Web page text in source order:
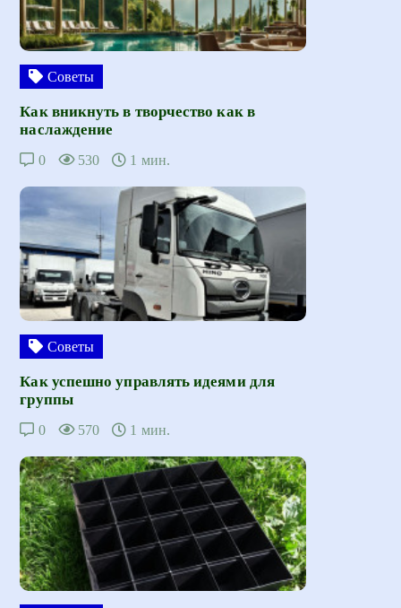
Советы
Как вникнуть в творчество как в
наслаждение
0 530 1 мин.
Советы
Как успешно управлять идеями для
группы
0 570 1 мин.